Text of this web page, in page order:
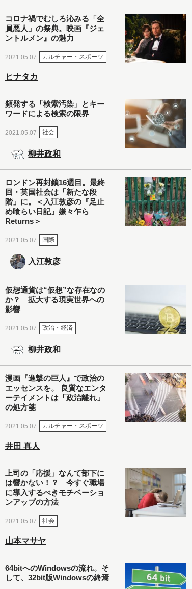
コロナ禍でむしろ沁みる「全
員悪人」の祭典。映画『ジェ
ントルメン』の魅力
2021.05.07 カルチャー・スポーツ
ヒナタカ
頻発する「検索汚染」とキー
ワードによる検索の限界
2021.05.07 社会
柳井政和
ロンドン再封鎖16週目。最終
回・英国社会は「新たな段
階」に。＜入江敦彦の『足止
め喰らい日記』嫌々乍ら
Returns＞
2021.05.07 国際
入江敦彦
仮想通貨は“仮想”な存在なの
か？ 拡大する現実世界への
影響
2021.05.07 政治・経済
柳井政和
漫画『進撃の巨人』で政治の
エッセンスを。 良質なエンタ
ーテイメントは「政治離れ」
の処方箋
2021.05.07 カルチャー・スポーツ
井田 真人
上司の「応援」なんて部下に
は響かない！？ 今すぐ職場
に導入するべきモチベーショ
ンアップの方法
2021.05.07 社会
山本マサヤ
64bitへのWindowsの流れ。そ
して、32bit版Windowsの終焉